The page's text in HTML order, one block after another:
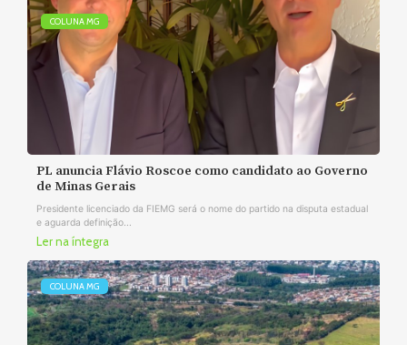
COLUNA MG
PL anuncia Flávio Roscoe como candidato ao Governo
de Minas Gerais
Presidente licenciado da FIEMG será o nome do partido na disputa estadual
e aguarda definição...
Ler na íntegra
COLUNA MG